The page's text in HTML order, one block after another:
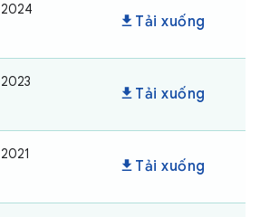
2024
download Tải xuống
2023
download Tải xuống
2021
download Tải xuống